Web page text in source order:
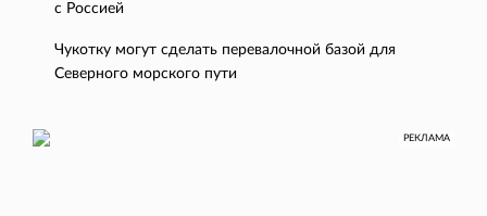
с Россией
Чукотку могут сделать перевалочной базой для
Северного морского пути
РЕКЛАМА